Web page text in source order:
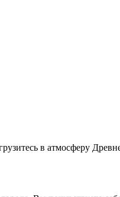
в атмосферу